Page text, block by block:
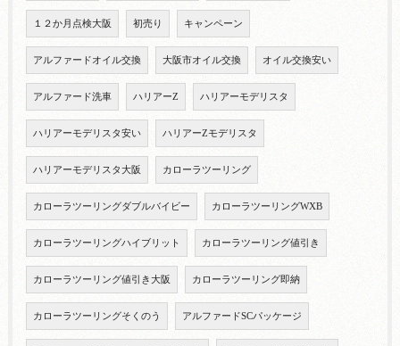
１２か月点検大阪 初売り キャンペーン
アルファードオイル交換 大阪市オイル交換 オイル交換安い
アルファード洗車 ハリアーZ ハリアーモデリスタ
ハリアーモデリスタ安い ハリアーZモデリスタ
ハリアーモデリスタ大阪 カローラツーリング
カローラツーリングダブルバイビー カローラツーリングWXB
カローラツーリングハイブリット カローラツーリング値引き
カローラツーリング値引き大阪 カローラツーリング即納
カローラツーリングそくのう アルファードSCパッケージ